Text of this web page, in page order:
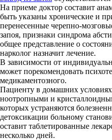
На приеме доктор составит
быть указаны хронические и
перенесенные черепно-
запоя, признаки синдрома
общее представление о
нарколог назначит лечение.
В зависимости от
может порекомендовать
медикаментозного.
Пациенту в домашних
ноотропными и
которых устраняются
детоксикации больному
оставит таблетированные
несколько дней.